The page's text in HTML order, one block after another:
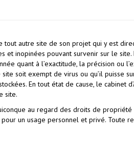
tout autre site de son projet qui y est
inopinées pouvant survenir sur le site.
quant à l’exactitude, la précision ou
soit exempt de virus ou qu’il puisse
En tout état de cause, le cabinet
site.
au regard des droits de
un usage personnel et privé. Toute